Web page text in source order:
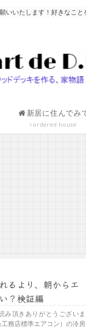
いたします！好きなこ
新居に住んでみ
ordered house
るより、朝からエ
？検証編
み頂きありがとうございま
務店標準エアコン）の冷房